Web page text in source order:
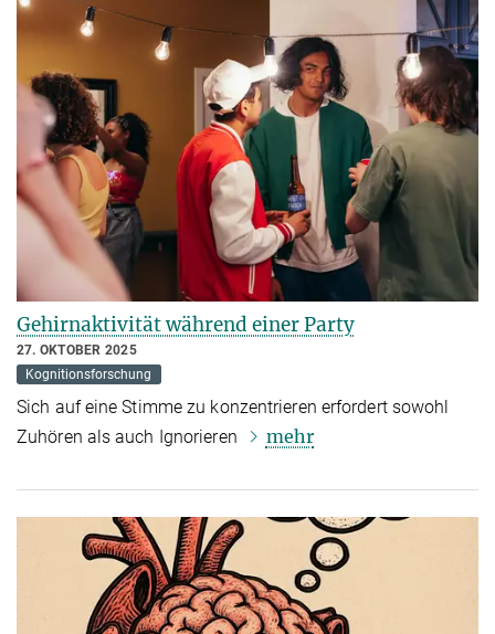
Gehirnaktivität während einer Party
27. OKTOBER 2025
Kognitionsforschung
Sich auf eine Stimme zu konzentrieren erfordert sowohl
Zuhören als auch Ignorieren
mehr